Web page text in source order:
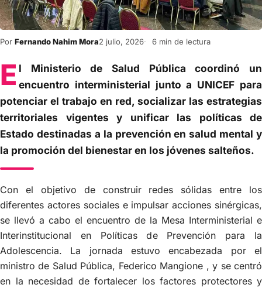
Por Fernando Nahim Mora2 julio, 2026 6 min de lectura
E l Ministerio de Salud Pública coordinó un
encuentro interministerial junto a UNICEF para
potenciar el trabajo en red, socializar las estrategias
territoriales vigentes y unificar las políticas de
Estado destinadas a la prevención en salud mental y
la promoción del bienestar en los jóvenes salteños.
Con el objetivo de construir redes sólidas entre los
diferentes actores sociales e impulsar acciones sinérgicas,
se llevó a cabo el encuentro de la Mesa Interministerial e
Interinstitucional en Políticas de Prevención para la
Adolescencia. La jornada estuvo encabezada por el
ministro de Salud Pública, Federico Mangione , y se centró
en la necesidad de fortalecer los factores protectores y